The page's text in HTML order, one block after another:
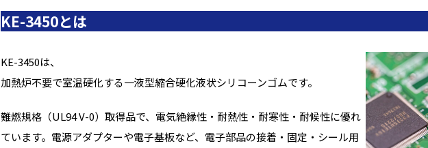
KE-3450とは
KE-3450は、
加熱炉不要で室温硬化する一液型縮合硬化液状シリコーンゴムです。
難燃規格（UL94 V-0）取得品で、電気絶縁性・耐熱性・耐寒性・耐候性に優れ
ています。電源アダプターや電子基板など、電子部品の接着・固定・シール用